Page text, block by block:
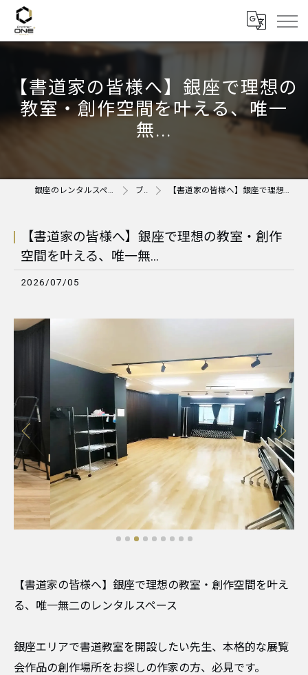
【書道家の皆様へ】銀座で理想の
教室・創作空間を叶える、唯一
無...
銀座のレンタルスペースならAnother ONE＋ ブログ 【書道家の皆様へ】銀座で理想の教室・創作空間を叶える、唯一無...
【書道家の皆様へ】銀座で理想の教室・創作
空間を叶える、唯一無...
2026/07/05
【書道家の皆様へ】銀座で理想の教室・創作空間を叶え
る、唯一無二のレンタルスペース
​銀座エリアで書道教室を開設したい先生、本格的な展覧
会作品の創作場所をお探しの作家の方、必見です。